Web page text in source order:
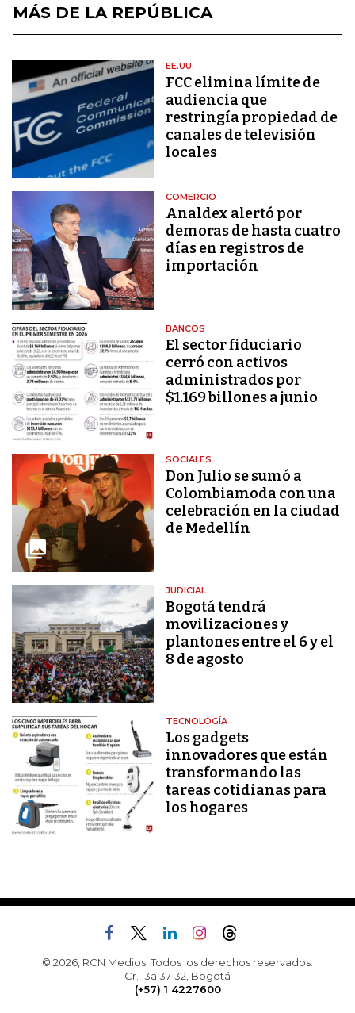
MÁS DE LA REPÚBLICA
EE.UU.
FCC elimina límite de
audiencia que
restringía propiedad de
canales de televisión
locales
COMERCIO
Analdex alertó por
demoras de hasta cuatro
días en registros de
importación
BANCOS
El sector fiduciario
cerró con activos
administrados por
$1.169 billones a junio
SOCIALES
Don Julio se sumó a
Colombiamoda con una
celebración en la ciudad
de Medellín
JUDICIAL
Bogotá tendrá
movilizaciones y
plantones entre el 6 y el
8 de agosto
TECNOLOGÍA
Los gadgets
innovadores que están
transformando las
tareas cotidianas para
los hogares
© 2026, RCN Medios. Todos los derechos reservados.
Cr. 13a 37-32, Bogotá
(+57) 1 4227600